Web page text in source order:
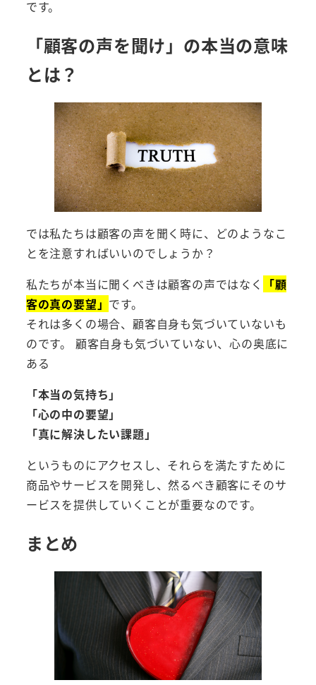
です。
「顧客の声を聞け」の本当の意味
とは？
では私たちは顧客の声を聞く時に、どのようなこ
とを注意すればいいのでしょうか？
私たちが本当に聞くべきは顧客の声ではなく
「顧
客の真の要望」 です。
それは多くの場合、顧客自身も気づいていないも
のです。 顧客自身も気づいていない、心の奥底に
ある
「本当の気持ち」
「心の中の要望」
「真に解決したい課題」
というものにアクセスし、それらを満たすために
商品やサービスを開発し、然るべき顧客にそのサ
ービスを提供していくことが重要なのです。
まとめ